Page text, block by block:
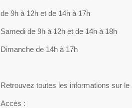
de 9h à 12h et de 14h à 17h
Samedi de 9h à 12h et de 14h à 18h
Dimanche de 14h à 17h
Retrouvez toutes les informations sur le
Accès :